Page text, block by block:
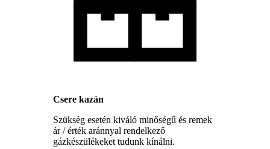
Csere kazán
Szükség esetén kiváló minőségű és remek
ár / érték aránnyal rendelkező
gázkészülékeket tudunk kínálni.